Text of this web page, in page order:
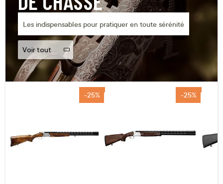
Les indispensables pour pratiquer en toute sérénité
Voir tout
-25% -25%